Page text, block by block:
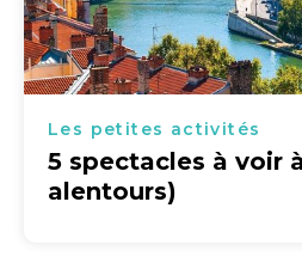
Les petites activités
5 spectacles à voir
alentours)